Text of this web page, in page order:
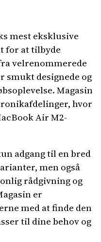
mest eksklusive
for at tilbyde
velrenommerede
designede og
Magasin
hvor
Air M2-
adgang til en bred
men også
rådgivning og
er
med at finde den
til dine behov og